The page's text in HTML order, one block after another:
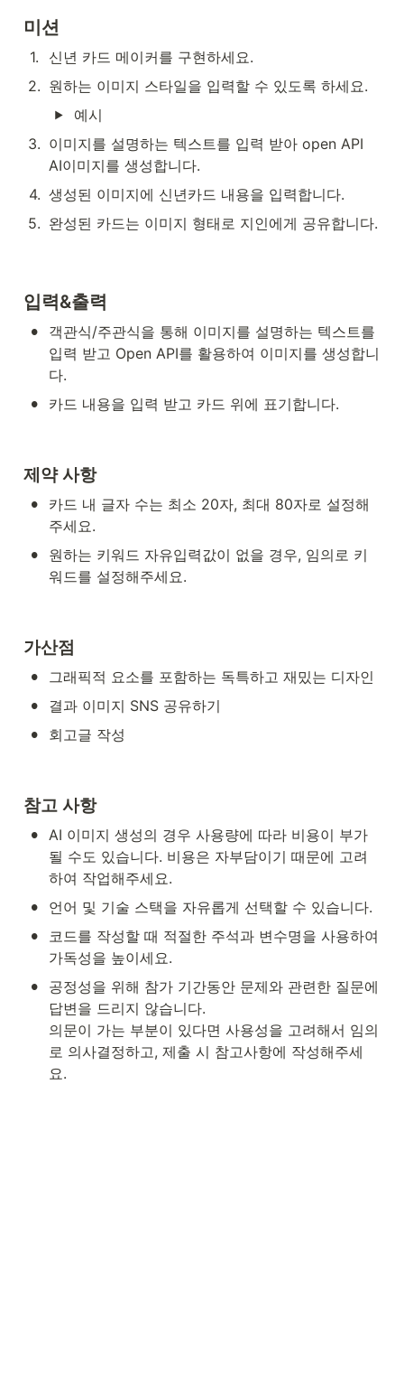
미션
1.
신년 카드 메이커를 구현하세요.
2. 원하는 이미지 스타일을 입력할 수 있도록 하세요.
예시
3. 이미지를 설명하는 텍스트를 입력 받아 open API
AI이미지를 생성합니다.
4. 생성된 이미지에 신년카드 내용을 입력합니다.
5. 완성된 카드는 이미지 형태로 지인에게 공유합니다.
입력&출력
•
객관식/주관식을 통해 이미지를 설명하는 텍스트를
입력 받고 Open API를 활용하여 이미지를 생성합니
다.
• 카드 내용을 입력 받고 카드 위에 표기합니다.
제약 사항
•
카드 내 글자 수는 최소 20자, 최대 80자로 설정해
주세요.
•
원하는 키워드 자유입력값이 없을 경우, 임의로 키
워드를 설정해주세요.
가산점
• 그래픽적 요소를 포함하는 독특하고 재밌는 디자인
• 결과 이미지 SNS 공유하기
• 회고글 작성
참고 사항
•
AI 이미지 생성의 경우 사용량에 따라 비용이 부가
될 수도 있습니다. 비용은 자부담이기 때문에 고려
하여 작업해주세요.
• 언어 및 기술 스택을 자유롭게 선택할 수 있습니다.
•
코드를 작성할 때 적절한 주석과 변수명을 사용하여
가독성을 높이세요.
•
공정성을 위해 참가 기간동안 문제와 관련한 질문에
답변을 드리지 않습니다.
의문이 가는 부분이 있다면 사용성을 고려해서 임의
로 의사결정하고, 제출 시 참고사항에 작성해주세
요.